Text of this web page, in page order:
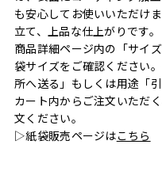
も安心してお使いいただけ
立て、上品な仕上がりです。
商品詳細ページ内の「サイ
袋サイズをご確認ください
所へ送る」もしくは用途「
カート内からご注文いただ
文ください。
▷紙袋販売ページはこちら